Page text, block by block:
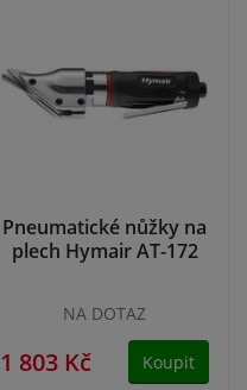
Pneumatické nůžky na
plech Hymair AT-172
NA DOTAZ
1 803 Kč Koupit